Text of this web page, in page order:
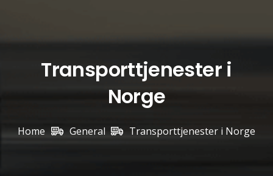
Transporttjenester i
Norge
Home General Transporttjenester i Norge